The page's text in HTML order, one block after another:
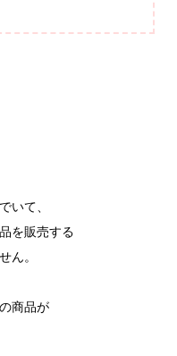
いて、
を販売する
ん。
商品が